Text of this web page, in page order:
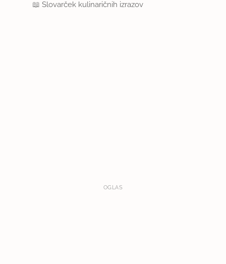
📖Slovarček kulinaričnih izrazov
OGLAS